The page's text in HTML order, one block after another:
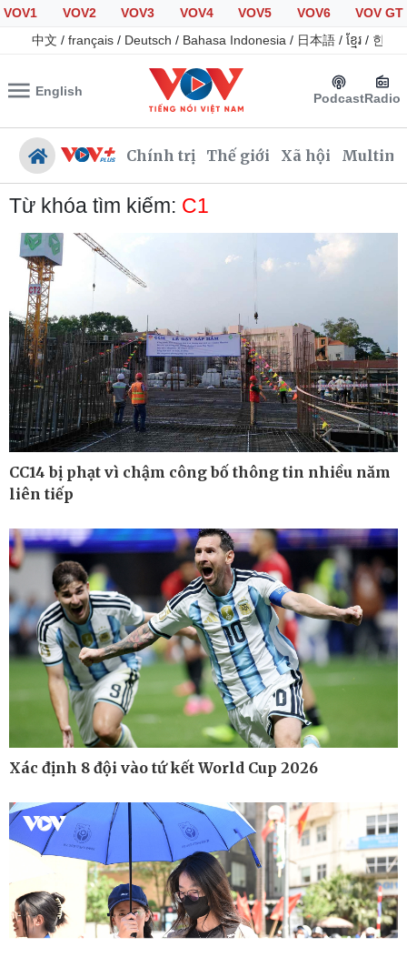
VOV1 VOV2 VOV3 VOV4 VOV5 VOV6
VOV GT
中文 / français / Deutsch / Bahasa Indonesia / 日本語 / ខ្មែរ / 한국
English PodcastRadio
Chính trị Thế giới Xã hội
Chính trị
Đảng
Tổ chức nhân sự
Quốc hội
Nhận diện sự thật
Xã hội
Giáo dục
Dự báo thời tiết
Dấu ấn VOV
Việc làm
Biển đảo
Quan sát
Hồ sơ
E-Magazine
Infographic
Từ khóa tìm kiếm: C1
CC14 bị phạt vì chậm công bố thông tin nhiều năm
liên tiếp
Xác định 8 đội vào tứ kết World Cup 2026